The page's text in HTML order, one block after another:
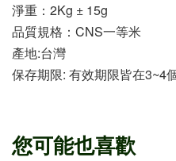
淨重：2Kg ± 15g
品質規格：CNS一等米
產地:台灣
保存期限: 有效期限皆在3~4
您可能也喜歡